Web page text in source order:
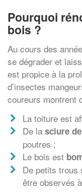
Pourquoi
bois ?
Au cours des
se dégrader et
est propice à la
d’insectes
coureurs montrent
La toiture est
De la sciure
poutres ;
Le bois est
De petits trous
être observés